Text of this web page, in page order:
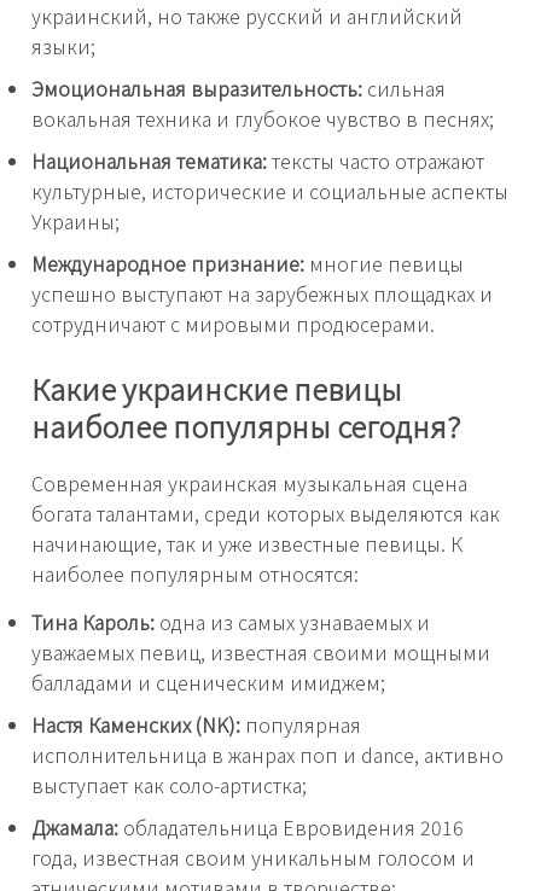
украинский, но также русский и английский
языки;
Эмоциональная выразительность: сильная
вокальная техника и глубокое чувство в песнях;
Национальная тематика:тексты часто отражают
культурные, исторические и социальные аспекты
Украины;
Международное признание: многие певицы
успешно выступают на зарубежных площадках и
сотрудничают с мировыми продюсерами.
Какие украинские певицы
наиболее популярны сегодня?
Современная украинская музыкальная сцена
богата талантами, среди которых выделяются как
начинающие, так и уже известные певицы. К
наиболее популярным относятся:
Тина Кароль: одна из самых узнаваемых и
уважаемых певиц, известная своими мощными
балладами и сценическим имиджем;
Настя Каменских (NK): популярная
исполнительница в жанрах поп и dance, активно
выступает как соло-артистка;
Джамала: обладательница Евровидения 2016
года, известная своим уникальным голосом и